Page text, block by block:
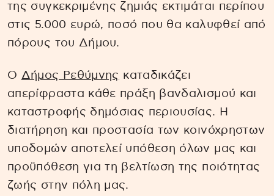
της συγκεκριμένης ζημιάς εκτιμάται περίπου
στις 5.000 ευρώ, ποσό που θα καλυφθεί από
πόρους του Δήμου.
Ο Δήμος Ρεθύμνης καταδικάζει
απερίφραστα κάθε πράξη βανδαλισμού και
καταστροφής δημόσιας περιουσίας. Η
διατήρηση και προστασία των κοινόχρηστων
υποδομών αποτελεί υπόθεση όλων μας και
προϋπόθεση για τη βελτίωση της ποιότητας
ζωής στην πόλη μας.